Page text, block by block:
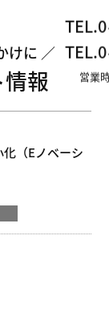
TEL.
TEL.
営業
けに
報
（Eノベーシ